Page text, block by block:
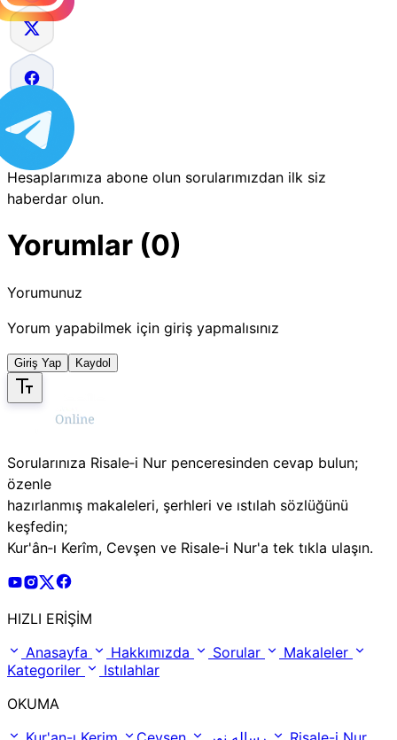
Hesaplarımıza abone olun sorularımızdan ilk siz
haberdar olun.
Yorumlar (0)
Yorumunuz
Yorum yapabilmek için giriş yapmalısınız
Giriş Yap Kaydol
Sorularınıza Risale‑i Nur penceresinden cevap bulun;
özenle
hazırlanmış makaleleri, şerhleri ve ıstılah sözlüğünü
keşfedin;
Kur'ân‑ı Kerîm, Cevşen ve Risale‑i Nur'a tek tıkla ulaşın.
Risale Online Youtube Hesabı
Risale Online Instagram Hesabı
Risale Online X Hesabı
HIZLI ERİŞİM
Anasayfa
Hakkımızda Sorular
Makaleler
Kategoriler
Istılahlar
OKUMA